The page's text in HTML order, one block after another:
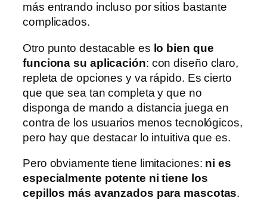
más entrando incluso por sitios bastante
complicados.
Otro punto destacable es lo bien que
funciona su aplicación: con diseño claro,
repleta de opciones y va rápido. Es cierto
que que sea tan completa y que no
disponga de mando a distancia juega en
contra de los usuarios menos tecnológicos,
pero hay que destacar lo intuitiva que es.
Pero obviamente tiene limitaciones: ni es
especialmente potente ni tiene los
cepillos más avanzados para mascotas.